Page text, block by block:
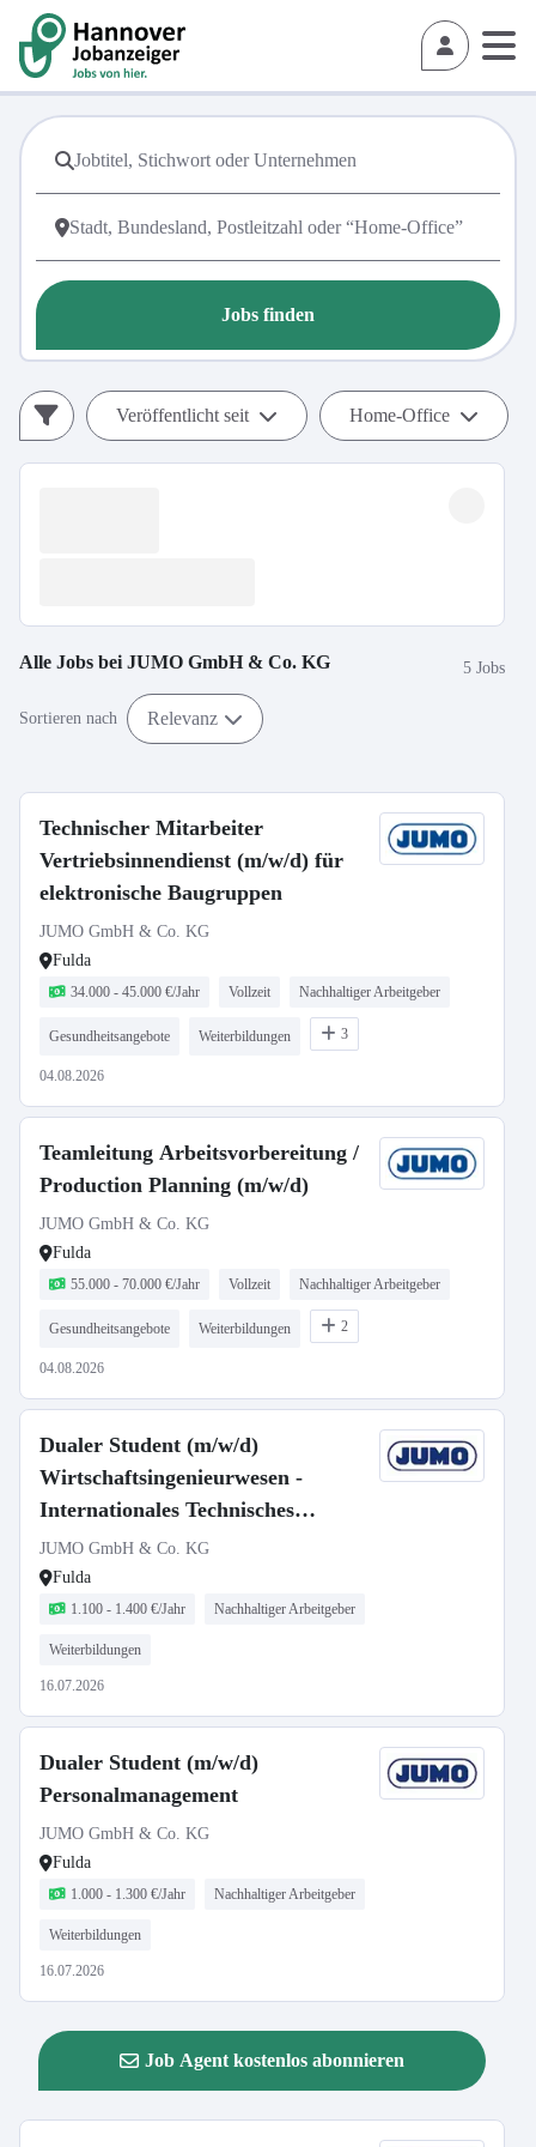
Jobs finden
Veröffentlicht seit Home-Office
Alle Jobs bei JUMO GmbH & Co. KG 5 Jobs
Sortieren nach Relevanz
Technischer Mitarbeiter
Vertriebsinnendienst (m/w/d) für
elektronische Baugruppen
JUMO GmbH & Co. KG
Fulda
34.000 - 45.000 €/Jahr Vollzeit Nachhaltiger Arbeitgeber
Gesundheitsangebote Weiterbildungen 3
04.08.2026
Teamleitung Arbeitsvorbereitung /
Production Planning (m/w/d)
JUMO GmbH & Co. KG
Fulda
55.000 - 70.000 €/Jahr Vollzeit Nachhaltiger Arbeitgeber
Gesundheitsangebote Weiterbildungen 2
04.08.2026
Dualer Student (m/w/d)
Wirtschaftsingenieurwesen -
Internationales Technisches
Projektmanagement
JUMO GmbH & Co. KG
Fulda
1.100 - 1.400 €/Jahr Nachhaltiger Arbeitgeber
Weiterbildungen
16.07.2026
Dualer Student (m/w/d)
Personalmanagement
JUMO GmbH & Co. KG
Fulda
1.000 - 1.300 €/Jahr Nachhaltiger Arbeitgeber
Weiterbildungen
16.07.2026
Job Agent kostenlos abonnieren